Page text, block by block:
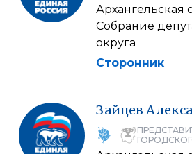
Архангельская
Собрание
округа
Сторонник
Зайцев